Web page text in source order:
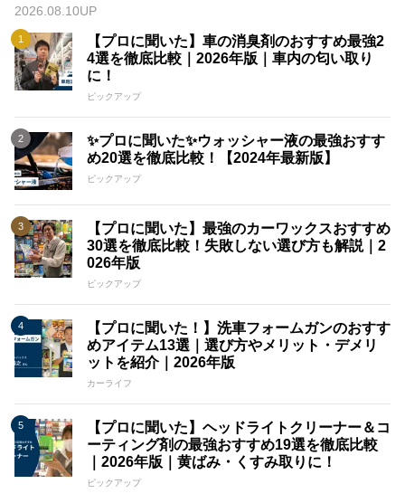
2026.08.10UP
【プロに聞いた】車の消臭剤のおすすめ最強2
4選を徹底比較｜2026年版｜車内の匂い取り
に！
ピックアップ
✨プロに聞いた✨ウォッシャー液の最強おすす
め20選を徹底比較！【2024年最新版】
ピックアップ
【プロに聞いた】最強のカーワックスおすすめ
30選を徹底比較！失敗しない選び方も解説｜2
026年版
ピックアップ
【プロに聞いた！】洗車フォームガンのおすす
めアイテム13選｜選び方やメリット・デメリ
ットを紹介｜2026年版
カーライフ
【プロに聞いた】ヘッドライトクリーナー＆コ
ーティング剤の最強おすすめ19選を徹底比較
｜2026年版｜黄ばみ・くすみ取りに！
ピックアップ